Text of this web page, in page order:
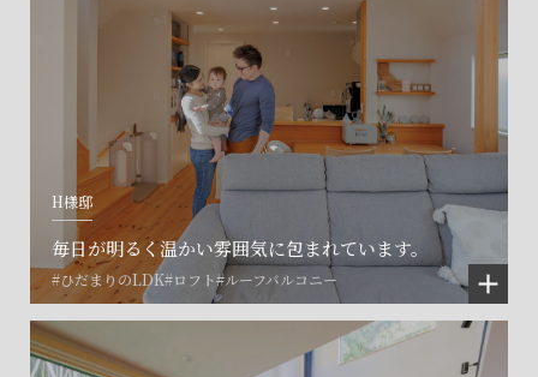
H様邸
毎日が明るく温かい雰囲気に包まれています。
#ひだまりのLDK#ロフト#ルーフバルコニー
©SET inc.